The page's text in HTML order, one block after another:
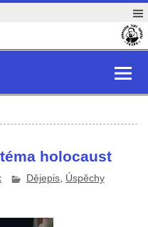
holocaust
Dějepis, Úspěchy